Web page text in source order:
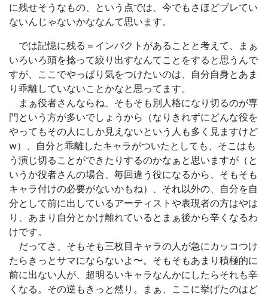
に残せそうなもの、という点では、今でもさほどブレてい
ないんじゃないかななんて思います。
では記憶に残る＝インパクトがあることと考えて、まぁ
いろいろ頭を捻って絞り出すなんてことをすると思うんで
すが、ここでやっぱり気をつけたいのは、自分自身とあま
り乖離していないことかなと思ってます。
まぁ役者さんならね、そもそも別人格になり切るのが専
門という方が多いでしょうから（なりきれずにどんな役を
やってもその人にしか見えないという人も多く見ますけど
w）、自分と乖離したキャラがついたとしても、そこはも
う演じ切ることができたりするのかなぁと思いますが（と
いうか役者さんの場合、毎回違う役になるから、そもそも
キャラ付けの必要がないかもね）、それ以外の、自分を自
分として前に出しているアーティストや表現者の方はやは
り、あまり自分とかけ離れているとまぁ後から辛くなるわ
けです。
だってさ、そもそも三枚目キャラの人が急にカッコつけ
たらきっとサマにならないよ〜。そもそもあまり積極的に
前に出ない人が、超明るいキャラなんかにしたらそれも辛
くなる。その逆もきっと然り。まぁ、ここに挙げたのはど